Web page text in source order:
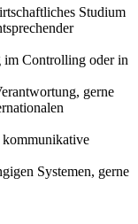
Studium
im Controlling oder in
gerne
kommunikative
Systemen, gerne